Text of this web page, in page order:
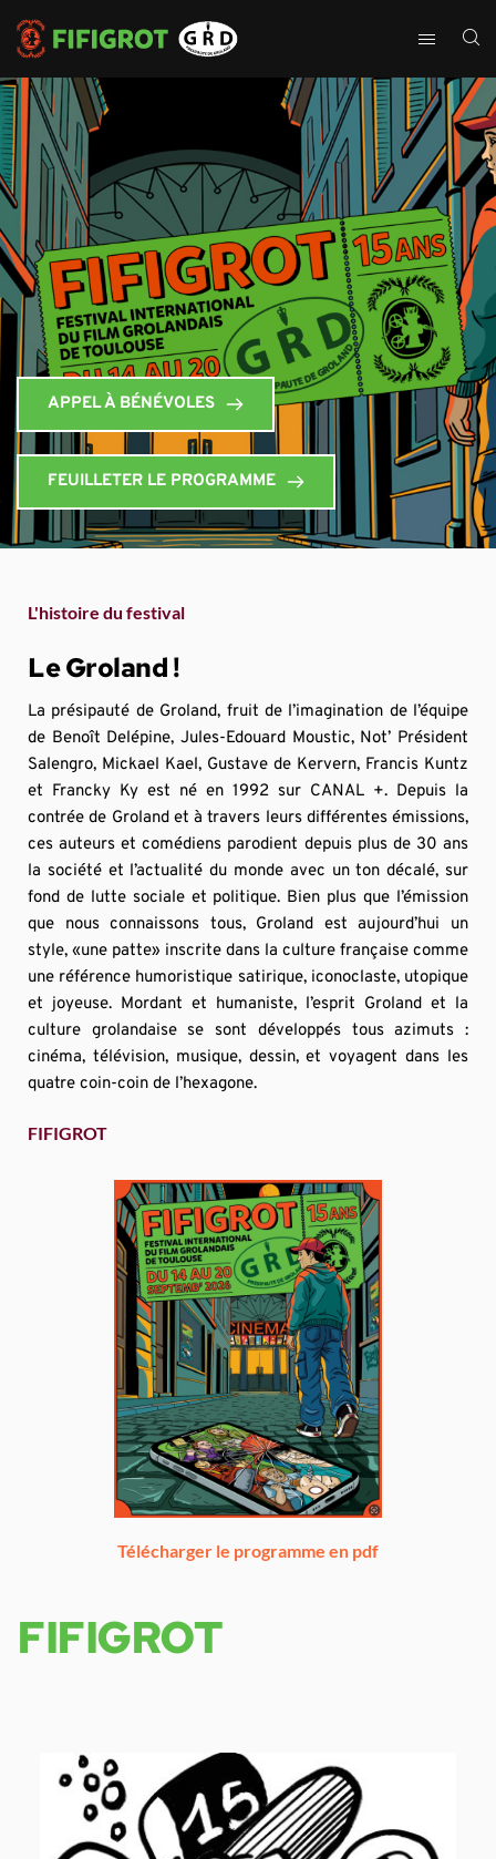
APPEL À BÉNÉVOLES
FEUILLETER LE PROGRAMME
FIFIGROT
L'histoire du festival
Le Groland !
La présipauté de Groland, fruit de l’imagination de l’équipe
de Benoît Delépine, Jules-Edouard Moustic, Not’ Président
Salengro, Mickael Kael, Gustave de Kervern, Francis Kuntz
et Francky Ky est né en 1992 sur CANAL +. Depuis la
contrée de Groland et à travers leurs différentes émissions,
ces auteurs et comédiens parodient depuis plus de 30 ans
la société et l’actualité du monde avec un ton décalé, sur
fond de lutte sociale et politique. Bien plus que l’émission
que nous connaissons tous, Groland est aujourd’hui un
style, «une patte» inscrite dans la culture française comme
une référence humoristique satirique, iconoclaste, utopique
et joyeuse. Mordant et humaniste, l’esprit Groland et la
culture grolandaise se sont développés tous azimuts :
cinéma, télévision, musique, dessin, et voyagent dans les
quatre coin-coin de l’hexagone.
FIFIGROT
Télécharger le programme en pdf